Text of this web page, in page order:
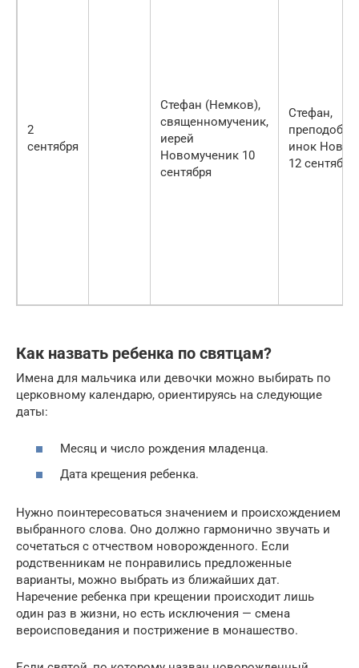
2
сентября
Стефан (Немков),
священномученик,
иерей
Новомученик 10
сентября
Стефан,
инок
12 сентября
Как назвать ребенка по святцам?
Имена для мальчика или девочки можно выбирать по
церковному календарю, ориентируясь на следующие
даты:
Месяц и число рождения младенца.
Дата крещения ребенка.
Нужно поинтересоваться значением и происхождением
выбранного слова. Оно должно гармонично звучать и
сочетаться с отчеством новорожденного. Если
родственникам не понравились предложенные
варианты, можно выбрать из ближайших дат.
Наречение ребенка при крещении происходит лишь
один раз в жизни, но есть исключения — смена
вероисповедания и пострижение в монашество.